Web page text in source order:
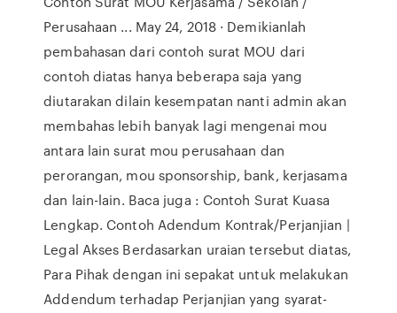
Perusahaan ... May 24, 2018 · Demikianlah
pembahasan dari contoh surat MOU dari
contoh diatas hanya beberapa saja yang
diutarakan dilain kesempatan nanti admin akan
membahas lebih banyak lagi mengenai mou
antara lain surat mou perusahaan dan
perorangan, mou sponsorship, bank, kerjasama
dan lain-lain. Baca juga : Contoh Surat Kuasa
Lengkap. Contoh Adendum Kontrak/Perjanjian |
Legal Akses Berdasarkan uraian tersebut diatas,
Para Pihak dengan ini sepakat untuk melakukan
Addendum terhadap Perjanjian yang syarat-